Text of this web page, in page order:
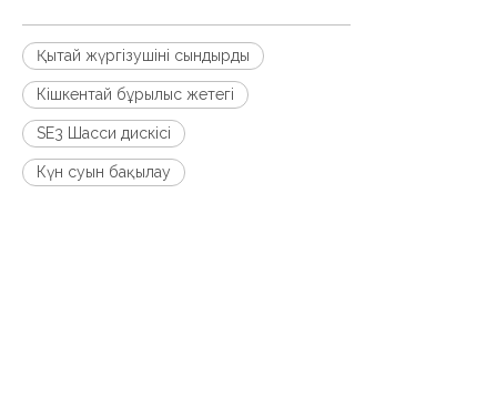
Қытай жүргізушіні сындырды
Кішкентай бұрылыс жетегі
SE3 Шасси дискісі
Күн суын бақылау